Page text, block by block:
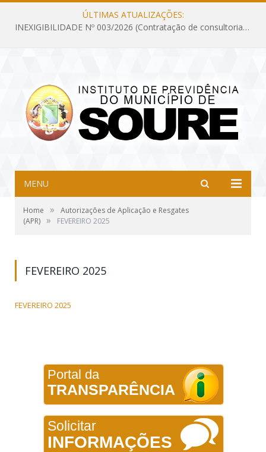
ÚLTIMAS ATUALIZAÇÕES:
INEXIGIBILIDADE Nº 003/2026 (Contratação de consultoria previdenciária com finalidade de obtenção do CRP, confecção dos demonstrativos previdenciários DAIR, DIPR e DPIN, preparar e alimentar o CADPREV, em atendimento às demandas do Instituto de Previdência dos Servidores do Município de Soure – IPSMS, por um período de 10 (dez) meses)
MENU
Home »
Autorizações de Aplicação e Resgates
(APR) » FEVEREIRO 2025
FEVEREIRO 2025
FEVEREIRO 2025
Portal da
TRANSPARÊNCIA
Solicitar
INFORMAÇÕES